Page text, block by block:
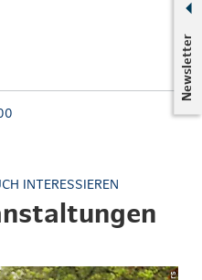
Newsletter
INTERESSIEREN